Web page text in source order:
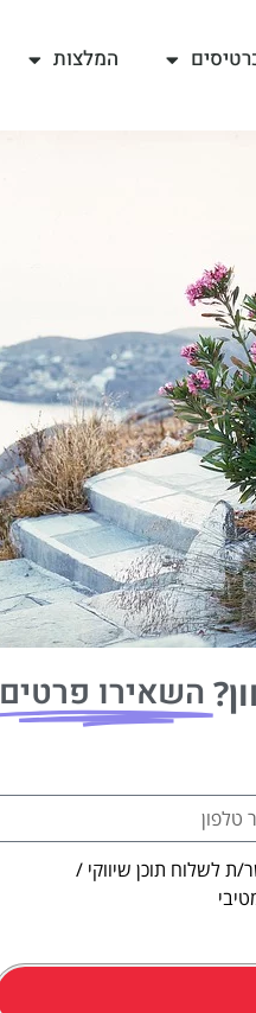
המלצות
השאירו פרטים
ת לשלוח תוכן שיווקי /